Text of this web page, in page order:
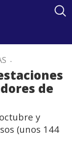
.
de
y
(unos 144